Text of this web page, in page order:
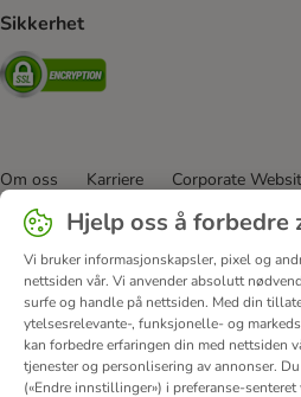
Sikkerhet
Security
Om oss Karriere Corporate
DSA
Vilkår & betingelser
Kontakt
Tilgjengelighetserklæring
© zooplus SE2026
Hjelp oss å forbedre
Vi bruker informasjonskapsler, pixel og
nettsiden vår. Vi anvender absolutt
surfe og handle på nettsiden. Med din
ytelsesrelevante-, funksjonelle- og
kan forbedre erfaringen din med nettsiden
tjenester og personlisering av annonser.
(«Endre innstillinger») i preferanse-